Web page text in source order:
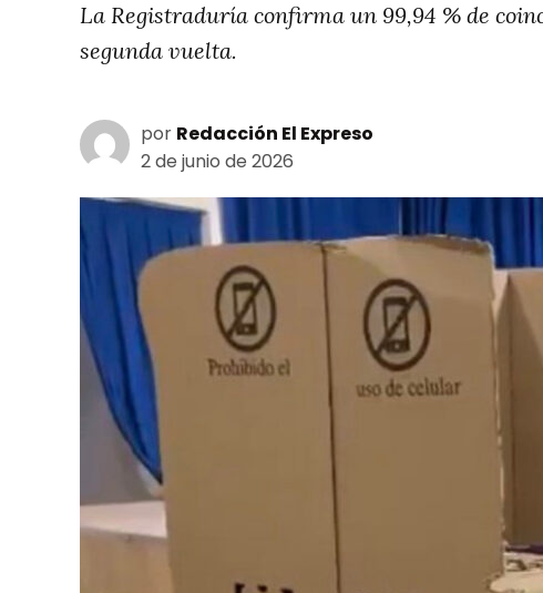
La Registraduría confirma un 99,94 % de
segunda vuelta.
por Redacción El Expreso
2 de junio de 2026